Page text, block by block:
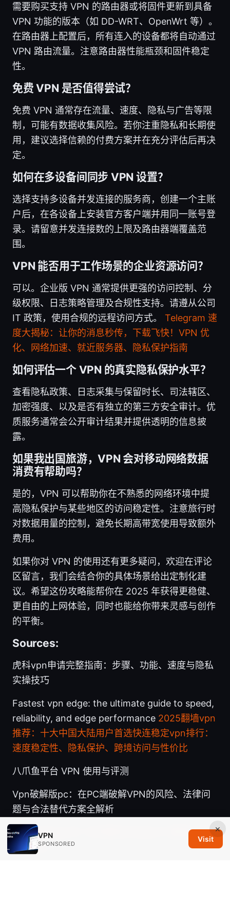
需要购买支持 VPN 的路由器或将固件更新到具备
VPN 功能的版本（如 DD-WRT、OpenWrt 等）。
在路由器上配置后，所有连入的设备都将自动通过
VPN 路由流量。注意路由器性能瓶颈和固件稳定
性。
免费 VPN 是否值得尝试？
免费 VPN 通常存在流量、速度、隐私与广告等限
制，可能有数据收集风险。若你注重隐私和长期使
用，建议选择信赖的付费方案并在充分评估后再决
定。
如何在多设备间同步 VPN 设置？
选择支持多设备并发连接的服务商，创建一个主账
户后，在各设备上安装官方客户端并用同一账号登
录。请留意并发连接数的上限及路由器端覆盖范
围。
VPN 能否用于工作场景的企业资源访问？
可以。企业版 VPN 通常提供更强的访问控制、分
级权限、日志策略管理及合规性支持。请遵从公司
IT 政策，使用合规的远程访问方式。 Telegram 速
度大揭秘：让你的消息秒传，下载飞快！VPN 优
化、网络加速、就近服务器、隐私保护指南
如何评估一个 VPN 的真实隐私保护水平？
查看隐私政策、日志采集与保留时长、司法辖区、
加密强度、以及是否有独立的第三方安全审计。优
质服务通常会公开审计结果并提供透明的信息披
露。
如果我出国旅游，VPN 会对移动网络数据
消费有帮助吗？
是的，VPN 可以帮助你在不熟悉的网络环境中提
高隐私保护与某些地区的访问稳定性。注意旅行时
对数据用量的控制，避免长期高带宽使用导致额外
费用。
如果你对 VPN 的使用还有更多疑问，欢迎在评论
区留言，我们会结合你的具体场景给出定制化建
议。希望这份攻略能帮你在 2025 年获得更稳健、
更自由的上网体验，同时也能给你带来灵感与创作
的平衡。
Sources:
虎科vpn申请完整指南：步骤、功能、速度与隐私
实操技巧
Fastest vpn edge: the ultimate guide to speed,
reliability, and edge performance 2025翻墙vpn
推荐：十大中国大陆用户首选快连稳定vpn排行：
速度稳定性、隐私保护、跨境访问与性价比
八爪鱼平台 VPN 使用与评测
Vpn破解版pc：在PC端破解VPN的风险、法律问
题与合法替代方案全解析
Iphoneのvpnマークが表示されない？原因と対処
法、正し
×
VPN
SPONSORED
Visit